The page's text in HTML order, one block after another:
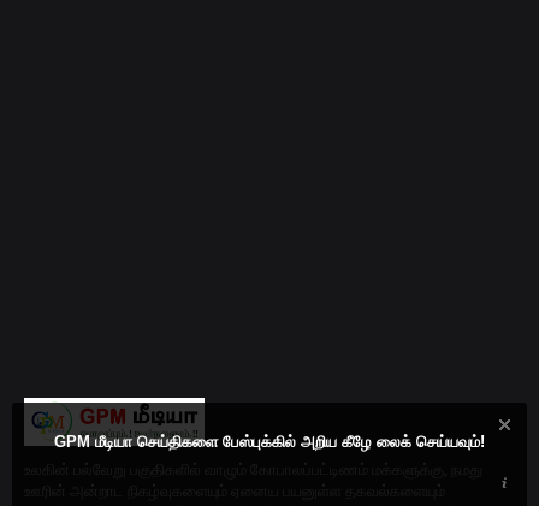
GPM மீடியா செய்திகளை பேஸ்புக்கில் அறிய கீழே லைக் செய்யவும்!